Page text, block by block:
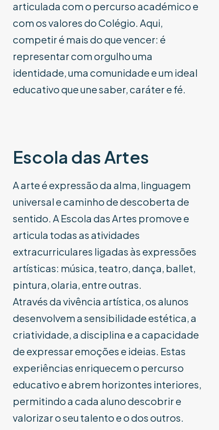
articulada com o percurso académico e
com os valores do Colégio. Aqui,
competir é mais do que vencer: é
representar com orgulho uma
identidade, uma comunidade e um ideal
educativo que une saber, caráter e fé.
Escola das Artes
A arte é expressão da alma, linguagem
universal e caminho de descoberta de
sentido. A Escola das Artes promove e
articula todas as atividades
extracurriculares ligadas às expressões
artísticas: música, teatro, dança, ballet,
pintura, olaria, entre outras.
Através da vivência artística, os alunos
desenvolvem a sensibilidade estética, a
criatividade, a disciplina e a capacidade
de expressar emoções e ideias. Estas
experiências enriquecem o percurso
educativo e abrem horizontes interiores,
permitindo a cada aluno descobrir e
valorizar o seu talento e o dos outros.